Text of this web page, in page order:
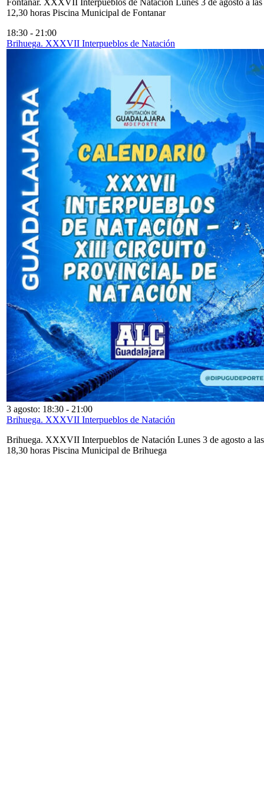
Fontanar. XXXVII Interpueblos de Natación Lunes 3 de agosto a las
12,30 horas Piscina Municipal de Fontanar
18:30 - 21:00
Brihuega. XXXVII Interpueblos de Natación
3 agosto: 18:30 - 21:00
Brihuega. XXXVII Interpueblos de Natación
Brihuega. XXXVII Interpueblos de Natación Lunes 3 de agosto a las
18,30 horas Piscina Municipal de Brihuega